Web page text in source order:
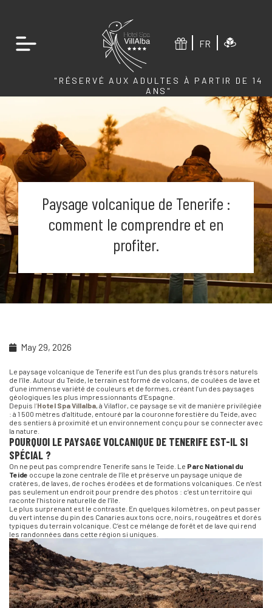
FR
"RÉSERVÉ AUX ADULTES À PARTIR DE 14
ANS"
Paysage volcanique de Tenerife :
comment le comprendre et en
profiter.
May 29, 2026
Le paysage volcanique de Tenerife est l’un des plus grands trésors naturels
de l’île. Autour du Teide, le terrain est formé de volcans, de coulées de lave et
d’une immense variété de couleurs et de formes, créant l’un des paysages
géologiques les plus impressionnants d’Espagne.
Depuis l’Hotel Spa Villalba, à Vilaflor, ce paysage se vit de manière privilégiée
: à 1 500 mètres d’altitude, entouré par la couronne forestière du Teide, avec
des sentiers à proximité et un environnement conçu pour se connecter avec
la nature.
POURQUOI LE PAYSAGE VOLCANIQUE DE TENERIFE EST-IL SI
SPÉCIAL ?
On ne peut pas comprendre Tenerife sans le Teide. Le Parc National du
Teide occupe la zone centrale de l’île et préserve un paysage unique de
cratères, de laves, de roches érodées et de formations volcaniques. Ce n’est
pas seulement un endroit pour prendre des photos : c’est un territoire qui
raconte l’histoire naturelle de l’île.
Le plus surprenant est le contraste. En quelques kilomètres, on peut passer
du vert intense du pin des Canaries aux tons ocre, noirs, rougeâtres et dorés
typiques du terrain volcanique. C’est ce mélange de forêt et de lave qui rend
les randonnées dans cette région si uniques.